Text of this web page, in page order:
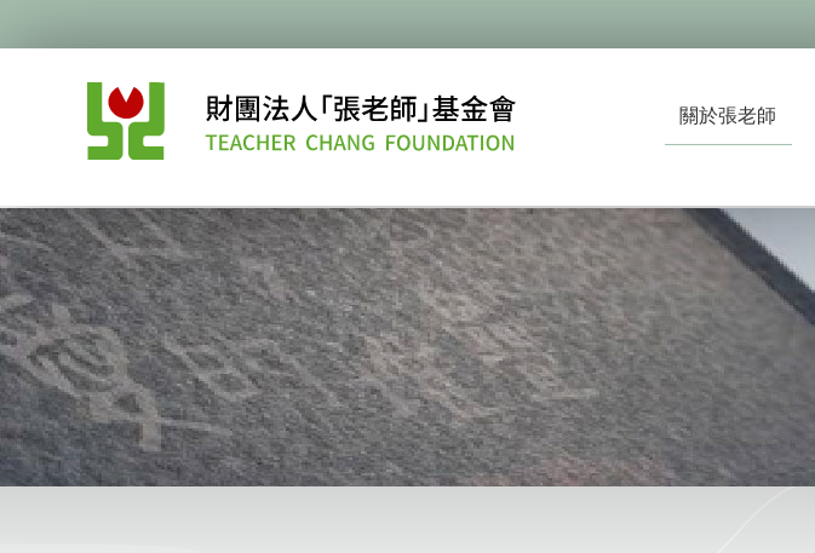
關於張老師